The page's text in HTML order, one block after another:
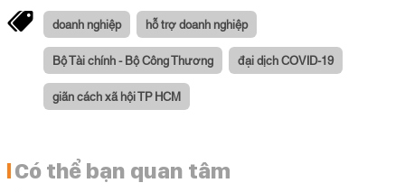
doanh nghiệp hỗ trợ doanh nghiệp
Bộ Tài chính - Bộ Công Thương đại dịch COVID-19
giãn cách xã hội TP HCM
Có thể bạn quan tâm